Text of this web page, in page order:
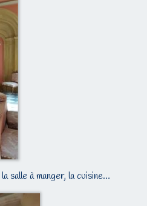
salle à manger, la cuisine…